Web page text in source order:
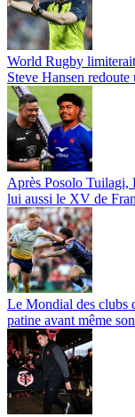
World Rugby
Steve Hansen
Après Posolo Tuilagi,
lui aussi le XV de
Le Mondial des clubs
patine avant même